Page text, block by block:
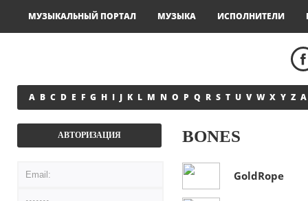
МУЗЫКАЛЬНЫЙ ПОРТАЛ МУЗЫКА ИСПОЛНИТЕЛИ
A B C D E F G H I J K L M N O P Q R S T U V W X Y Z А
АВТОРИЗАЦИЯ BONES
GoldRope